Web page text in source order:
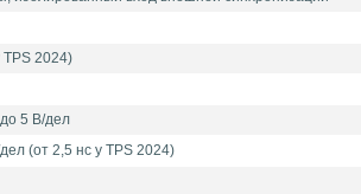
TPS 2024)
5 В/дел
(от 2,5 нс у TPS 2024)